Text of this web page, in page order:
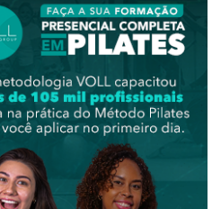
exercícios de flexibilidade
Esportes ,Outros Esportes
físicas mais importantes
de lesões e a promoção
são indispensáveis na
personalizados e adaptados